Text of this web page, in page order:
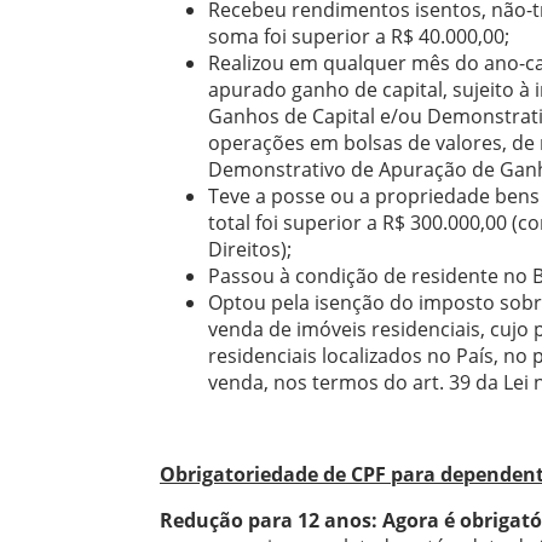
Recebeu rendimentos isentos,
soma foi superior a R$ 40.000,00;
Realizou em qualquer mês do ano-
apurado ganho de capital, sujeito
Ganhos de Capital e/ou
operações em bolsas de valores,
Demonstrativo de Apuração de
Teve a posse ou a propriedade
total foi superior a R$ 300.000,00
Direitos);
Passou à condição de residente no
Optou pela isenção do imposto
venda de imóveis residenciais,
residenciais localizados no País,
venda, nos termos do art. 39 da Lei
Obrigatoriedade de CPF para
Redução para 12 anos: Agora é